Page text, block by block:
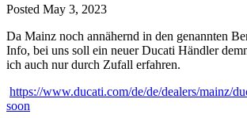
Posted May 3, 2023
Da Mainz noch annähernd in den genannten
Info, bei uns soll ein neuer Ducati Händler
ich auch nur durch Zufall erfahren.
https://www.ducati.com/de/de/dealers/mainz/
soon